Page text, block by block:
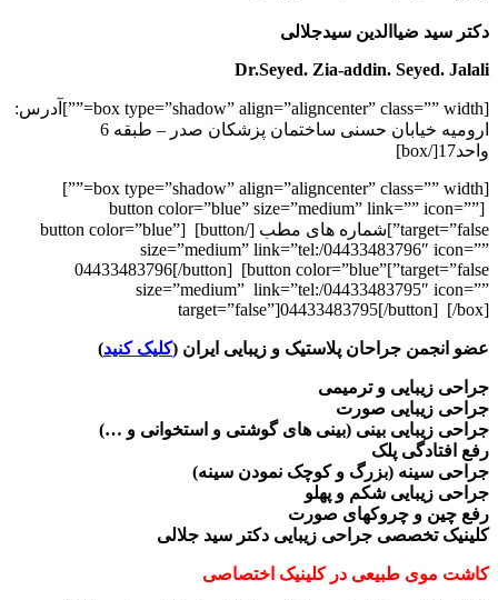
دکتر سید ضیاالدین سیدجلالی
Dr.Seyed. Zia-addin. Seyed. Jalali
[box type=”shadow” align=”aligncenter” class=”” width=””]آدرس:
ارومیه خیابان حسنی ساختمان پزشکان صدر – طبقه 6
واحد17[/box]
[box type=”shadow” align=”aligncenter” class=”” width=””]
[button color=”blue” size=”medium” link=”” icon=””
target=”false”]شماره های مطب [/button] [button color=”blue”
size=”medium” link=”tel:/04433483796″ icon=””
target=”false”]04433483796[/button] [button color=”blue”
size=”medium” link=”tel:/04433483795″ icon=””
target=”false”]04433483795[/button] [/box]
عضو انجمن جراحان پلاستیک و زیبایی ایران (کلیک کنید)
جراحی زیبایی و ترمیمی
جراحی زیبایی صورت
جراحی زیبایی بینی (بینی های گوشتی و استخوانی و …)
رفع افتادگی پلک
جراحی سینه (بزرگ و کوچک نمودن سینه)
جراحی زیبایی شکم و پهلو
رفع چین و چروکهای صورت
کلینیک تخصصی جراحی زیبایی دکتر سید جلالی
کاشت موی طبیعی در کلینیک اختصاصی